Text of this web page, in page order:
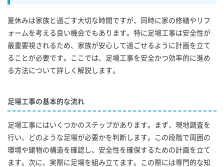
夏休みは家族と過ごす大切な時間ですが、同時に家の修繕やリフ
ォームを考える良い機会でもあります。特に足場工事は安全性が
最重要視されるため、家族が安心して過ごせるように計画を立て
ることが必要です。ここでは、足場工事を安全かつ効率的に進め
る方法について詳しく解説します。
足場工事の基本的な流れ
足場工事にはいくつかのステップがあります。まず、現地調査を
行い、どのような足場が必要かを判断します。この段階で周囲の
環境や建物の構造を確認し、安全性を確保するための計画を立て
ます。次に、実際に足場を組み立てます。この際には専門的な知